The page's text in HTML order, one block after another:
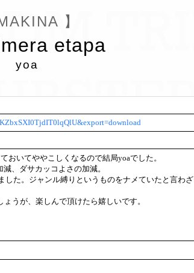
】
etapa
yoa
おいてややこしくなるので結局yoaでした。
、ダサカッコよさの加減。
した。ジャンル縛りというものをナメていたと言わざ
うが、楽しんで頂けたら嬉しいです。